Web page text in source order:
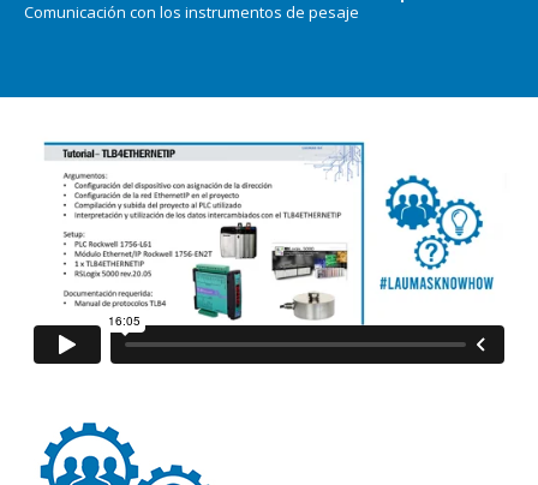
VIDEO
BUSCAR
ESPAÑOL
Comunicación con los instrumentos de pesaje